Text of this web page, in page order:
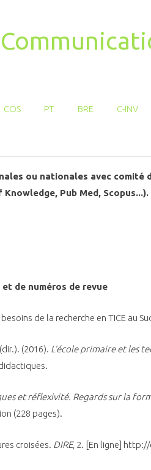
COS PT BRE C-INV
ou nationales avec comité
Pub Med, Scopus...).
de numéros de revue
de la recherche en TICE au
(2016). L’école primaire et les
et réflexivité. Regards sur la
(228 pages).
croisées. DIRE, 2. [En ligne]